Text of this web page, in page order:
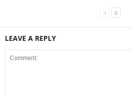
LEAVE A REPLY